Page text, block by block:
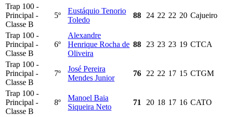
Trap 100 -
Principal -
Classe B
5º
Eustáquio Tenorio
Toledo
88 24 22 22 20 Cajueiro
Trap 100 -
Principal -
Classe B
6º
Alexandre
Henrique Rocha de
Oliveira
88 23 23 23 19 CTCA
Trap 100 -
Principal -
Classe B
7º
José Pereira
Mendes Junior
76 22 22 17 15 CTGM
Trap 100 -
Principal -
Classe B
8º
Manoel Baia
Siqueira Neto
71 20 18 17 16 CATO